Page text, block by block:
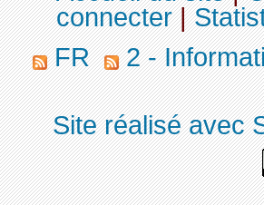
connecter|
FR
2 -
Site réalisé avec